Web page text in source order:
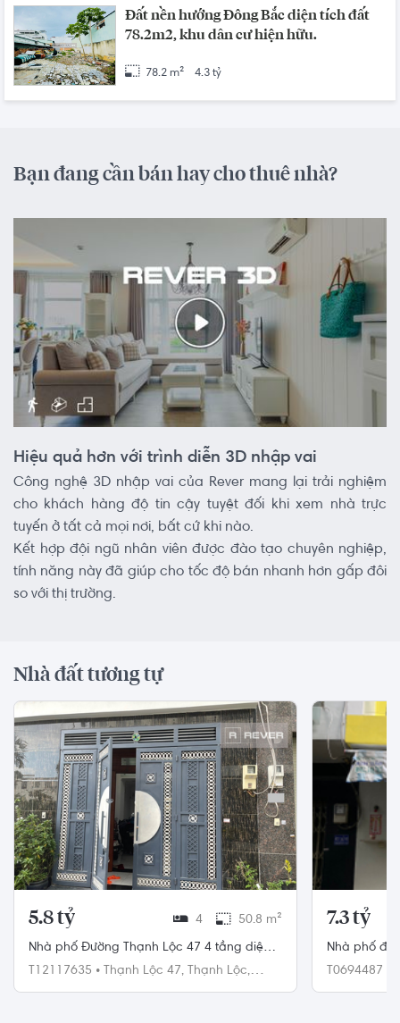
Đất nền hướng Đông Bắc diện tích đất
78.2m2, khu dân cư hiện hữu.
78.2 m² 4.3 tỷ
Bạn đang cần bán hay cho thuê nhà?
Hiệu quả hơn với trình diễn 3D nhập vai
Công nghệ 3D nhập vai của Rever mang lại trải nghiệm
cho khách hàng độ tin cậy tuyệt đối khi xem nhà trực
tuyến ở tất cả mọi nơi, bất cứ khi nào.
Kết hợp đội ngũ nhân viên được đào tạo chuyên nghiệp,
tính năng này đã giúp cho tốc độ bán nhanh hơn gấp đôi
so với thị trường.
Nhà đất tương tự
5.8 tỷ 4 50.8 m²
Nhà phố Đường Thạnh Lộc 47 4 tầng diện
tích 50.8m² hướng đông nam pháp lý sổ
T12117635 • Thạnh Lộc 47, Thạnh Lộc,
7.3 tỷ
Nhà phố
tấm đúc
T0694487